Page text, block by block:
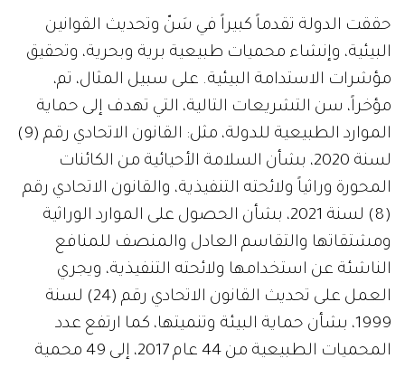
حققت الدولة تقدماً كبيراً في سَنّ وتحديث القوانين
البيئية، وإنشاء محميات طبيعية برية وبحرية، وتحقيق
مؤشرات الاستدامة البيئية. على سبيل المثال، تم،
مؤخراً، سن التشريعات التالية، التي تهدف إلى حماية
الموارد الطبيعية للدولة، مثل: القانون الاتحادي رقم (9)
لسنة 2020، بشأن السلامة الأحيائية من الكائنات
المحورة وراثياً ولائحته التنفيذية، والقانون الاتحادي رقم
(8) لسنة 2021، بشأن الحصول على الموارد الوراثية
ومشتقاتها والتقاسم العادل والمنصف للمنافع
الناشئة عن استخدامها ولائحته التنفيذية، ويجري
العمل على تحديث القانون الاتحادي رقم (24) لسنة
1999، بشأن حماية البيئة وتنميتها، كما ارتفع عدد
المحميات الطبيعية من 44 عام 2017، إلى 49 محمية